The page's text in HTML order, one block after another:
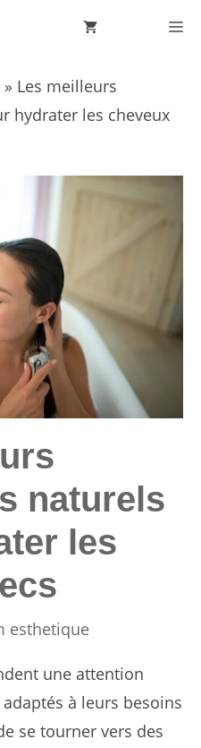
» Les meilleurs
hydrater les cheveux
naturels
les
esthetique
une attention
à leurs besoins
se tourner vers des